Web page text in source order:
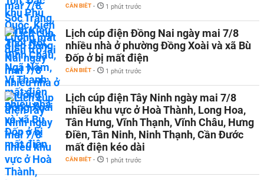
CẦN BIẾT - 1 phút trước
Lịch cúp điện Đồng Nai ngày mai 7/8
nhiều nhà ở phường Đồng Xoài và xã Bù
Đốp ở bị mất điện
CẦN BIẾT - 1 phút trước
Lịch cúp điện Tây Ninh ngày mai 7/8
nhiều khu vực ở Hoà Thành, Long Hoa,
Tân Hưng, Vĩnh Thạnh, Vĩnh Châu, Hưng
Điền, Tân Ninh, Ninh Thạnh, Cần Đước
mất điện kéo dài
CẦN BIẾT - 1 phút trước